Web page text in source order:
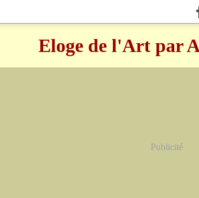
Eloge de l'Art par
Publicité